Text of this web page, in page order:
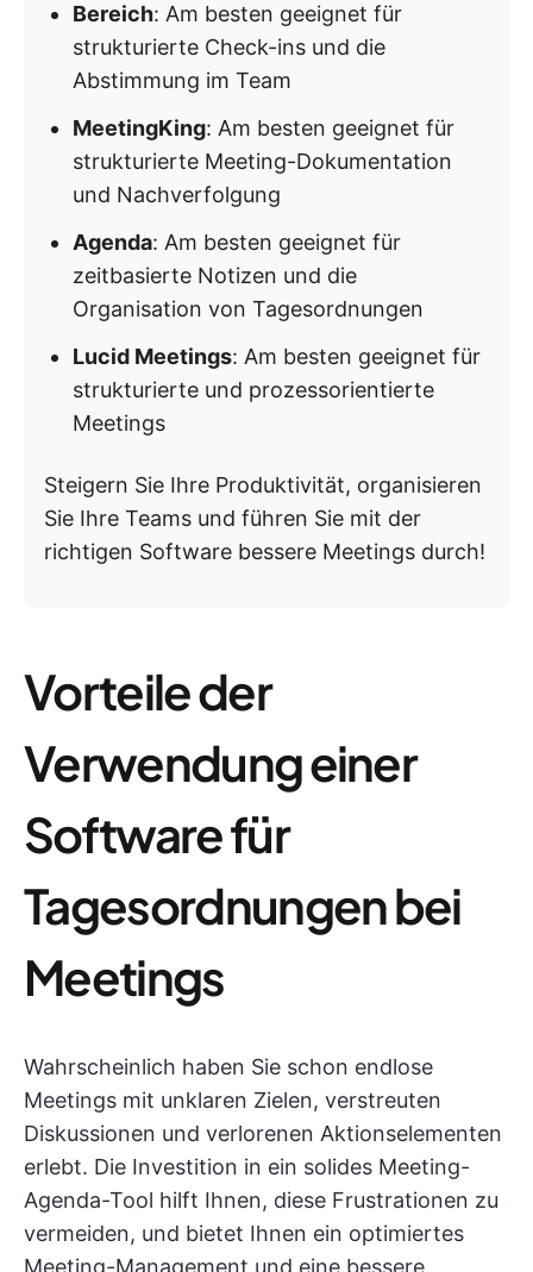
Bereich: Am besten geeignet für
strukturierte Check-ins und die
Abstimmung im Team
MeetingKing: Am besten geeignet für
strukturierte Meeting-Dokumentation
und Nachverfolgung
Agenda: Am besten geeignet für
zeitbasierte Notizen und die
Organisation von Tagesordnungen
Lucid Meetings: Am besten geeignet für
strukturierte und prozessorientierte
Meetings
Steigern Sie Ihre Produktivität, organisieren
Sie Ihre Teams und führen Sie mit der
richtigen Software bessere Meetings durch!
Vorteile der
Verwendung einer
Software für
Tagesordnungen bei
Meetings
Wahrscheinlich haben Sie schon endlose
Meetings mit unklaren Zielen, verstreuten
Diskussionen und verlorenen Aktionselementen
erlebt. Die Investition in ein solides Meeting-
Agenda-Tool hilft Ihnen, diese Frustrationen zu
vermeiden, und bietet Ihnen ein optimiertes
Meeting-Management und eine bessere